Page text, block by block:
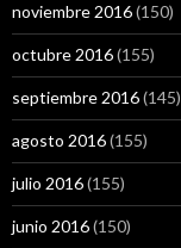
noviembre 2016(150)
octubre 2016(155)
septiembre 2016(145)
agosto 2016(155)
julio 2016(155)
junio 2016(150)